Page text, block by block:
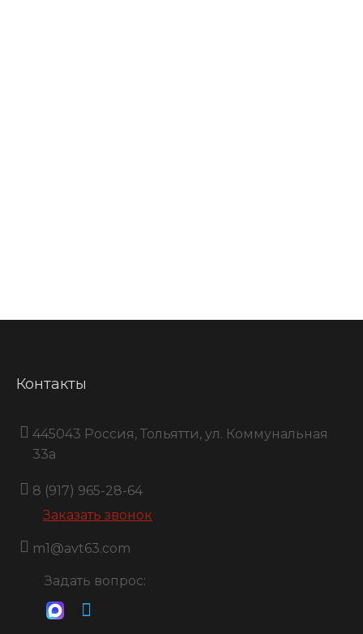
Контакты
445043 Россия, Тольятти, ул. Коммунальная
33a
8 (917) 965-28-64
Заказать звонок
m1@avt63.com
Задать вопрос: